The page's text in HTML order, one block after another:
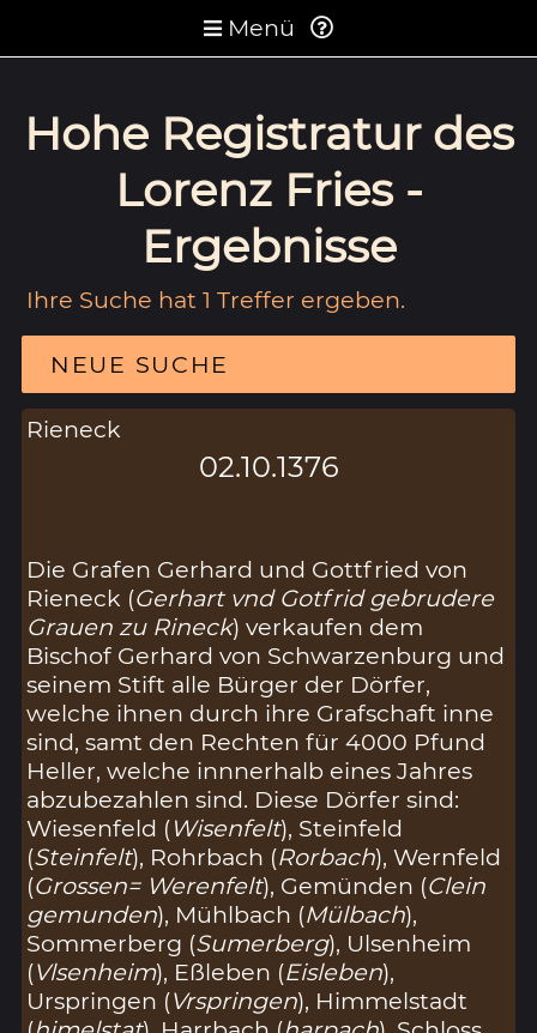
Menü
Hohe Registratur des
Lorenz Fries -
Ergebnisse
Ihre Suche hat 1 Treffer ergeben.
NEUE SUCHE
Rieneck
02.10.1376
Die Grafen Gerhard und Gottfried von
Rieneck (Gerhart vnd Gotfrid gebrudere
Grauen zu Rineck) verkaufen dem
Bischof Gerhard von Schwarzenburg und
seinem Stift alle Bürger der Dörfer,
welche ihnen durch ihre Grafschaft inne
sind, samt den Rechten für 4000 Pfund
Heller, welche innnerhalb eines Jahres
abzubezahlen sind. Diese Dörfer sind:
Wiesenfeld (Wisenfelt), Steinfeld
(Steinfelt), Rohrbach (Rorbach), Wernfeld
(Grossen= Werenfelt), Gemünden (Clein
gemunden), Mühlbach (Mülbach),
Sommerberg (Sumerberg), Ulsenheim
(Vlsenheim), Eßleben (Eisleben),
Urspringen (Vrspringen), Himmelstadt